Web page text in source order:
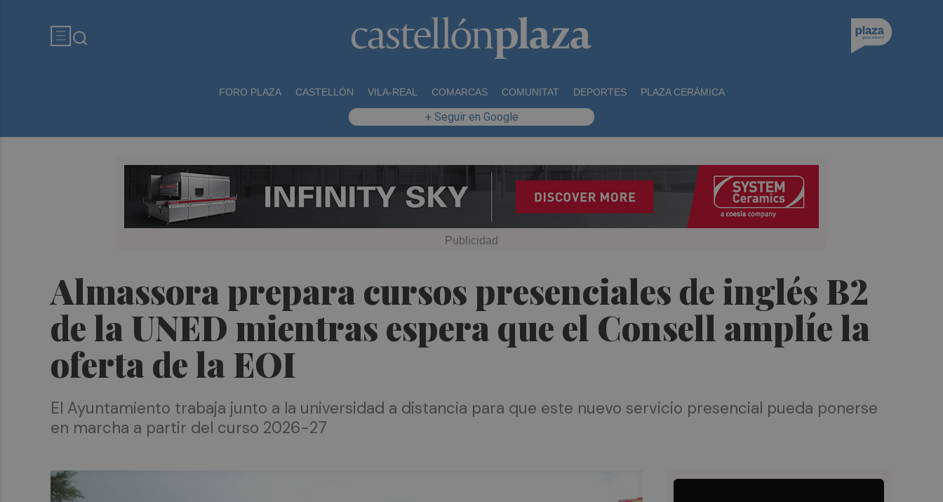
FORO PLAZA CASTELLÓN VILA-REAL COMARCAS COMUNITAT DEPORTES PLAZA CERÁMICA
+ Seguir en Google
Almassora prepara cursos presenciales de inglés B2
de la UNED mientras espera que el Consell amplíe la
oferta de la EOI
El Ayuntamiento trabaja junto a la universidad a distancia para que este nuevo servicio presencial pueda ponerse
en marcha a partir del curso 2026-27